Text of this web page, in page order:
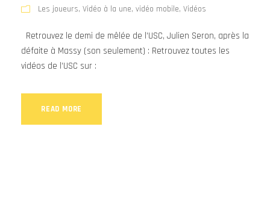
Les joueurs, Vidéo à la une, vidéo mobile, Vidéos
Retrouvez le demi de mêlée de l’USC, Julien Seron, après la
défaite à Massy (son seulement) : Retrouvez toutes les
vidéos de l’USC sur :
READ MORE